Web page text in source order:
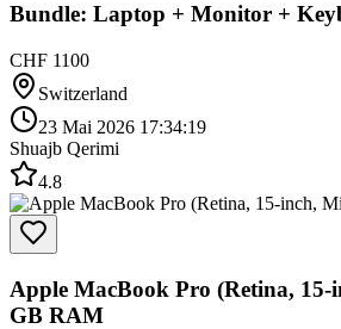
Bundle: Laptop + Monitor +
CHF 1100
Switzerland
23 Mai 2026 17:34:19
Shuajb Qerimi
4.8
Apple MacBook Pro (Retina, 15-
GB RAM